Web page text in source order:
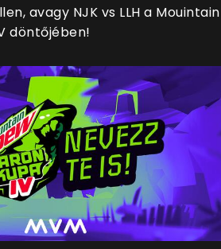
avagy NJK vs LLH a Mouintain
döntőjében!